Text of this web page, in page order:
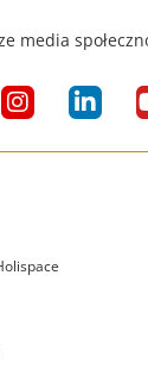
media
I
n
s
a
L
i
n